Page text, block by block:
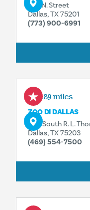
327 N. Street
Dallas, TX 75201
(773) 900-6991
1.89 miles
ZOO DI DALLAS
650 South R. L.
Dallas, TX 75203
(469) 554-7500